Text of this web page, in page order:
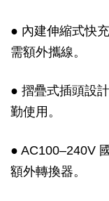
● 內建伸縮式快
需額外攜線。
● 摺疊式插頭設
勤使用。
● AC100–240V
額外轉換器。